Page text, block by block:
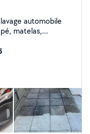
automobile
matelas,
et votre tissu
à nous ajouter sur
!